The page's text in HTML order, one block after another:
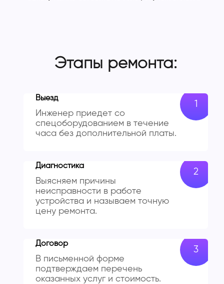
Этапы ремонта:
Выезд
Инженер приедет со
спецоборудованием в течение
часа без дополнительной платы.
Диагностика
Выясняем причины
неисправности в работе
устройства и называем точную
цену ремонта.
Договор
В письменной форме
подтверждаем перечень
оказанных услуг и стоимость.